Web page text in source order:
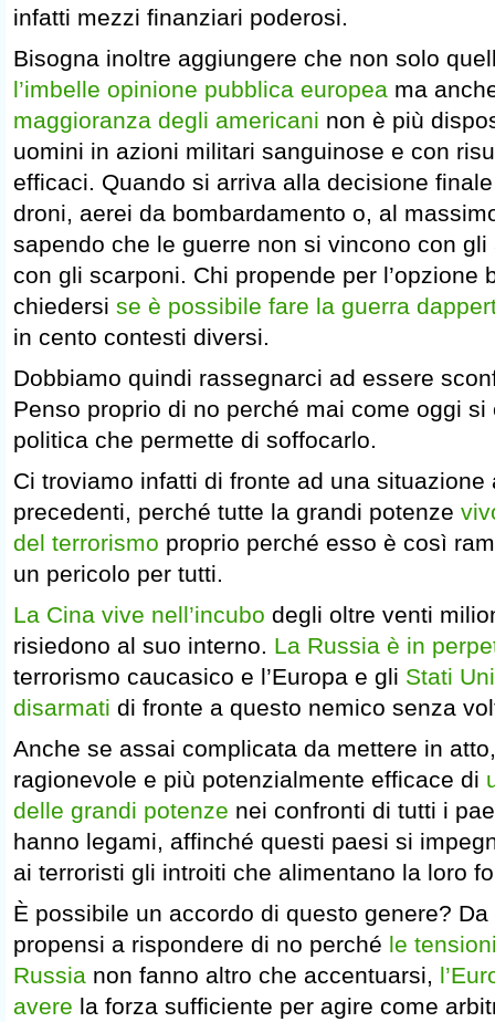
infatti mezzi finanziari poderosi.
Bisogna inoltre aggiungere che non solo
l’imbelle opinione pubblica europea ma
maggioranza degli americani non è più
uomini in azioni militari sanguinose e con
efficaci. Quando si arriva alla decisione
droni, aerei da bombardamento o, al
sapendo che le guerre non si vincono con
con gli scarponi. Chi propende per l’opzione
chiedersi se è possibile fare la guerra
in cento contesti diversi.
Dobbiamo quindi rassegnarci ad essere
Penso proprio di no perché mai come oggi
politica che permette di soffocarlo.
Ci troviamo infatti di fronte ad una
precedenti, perché tutte la grandi potenze
del terrorismo proprio perché esso è così
un pericolo per tutti.
La Cina vive nell’incubo degli oltre venti
risiedono al suo interno. La Russia è in
terrorismo caucasico e l’Europa e gli Stati
disarmati di fronte a questo nemico senza
Anche se assai complicata da mettere in
ragionevole e più potenzialmente efficace di
delle grandi potenze nei confronti di tutti i
hanno legami, affinché questi paesi si
ai terroristi gli introiti che alimentano la loro
È possibile un accordo di questo genere?
propensi a rispondere di no perché le
Russia non fanno altro che accentuarsi,
avere la forza sufficiente per agire come